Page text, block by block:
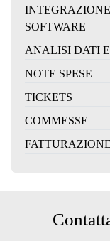
SOFTWARE
ANALISI DATI
NOTE SPESE
TICKETS
COMMESSE